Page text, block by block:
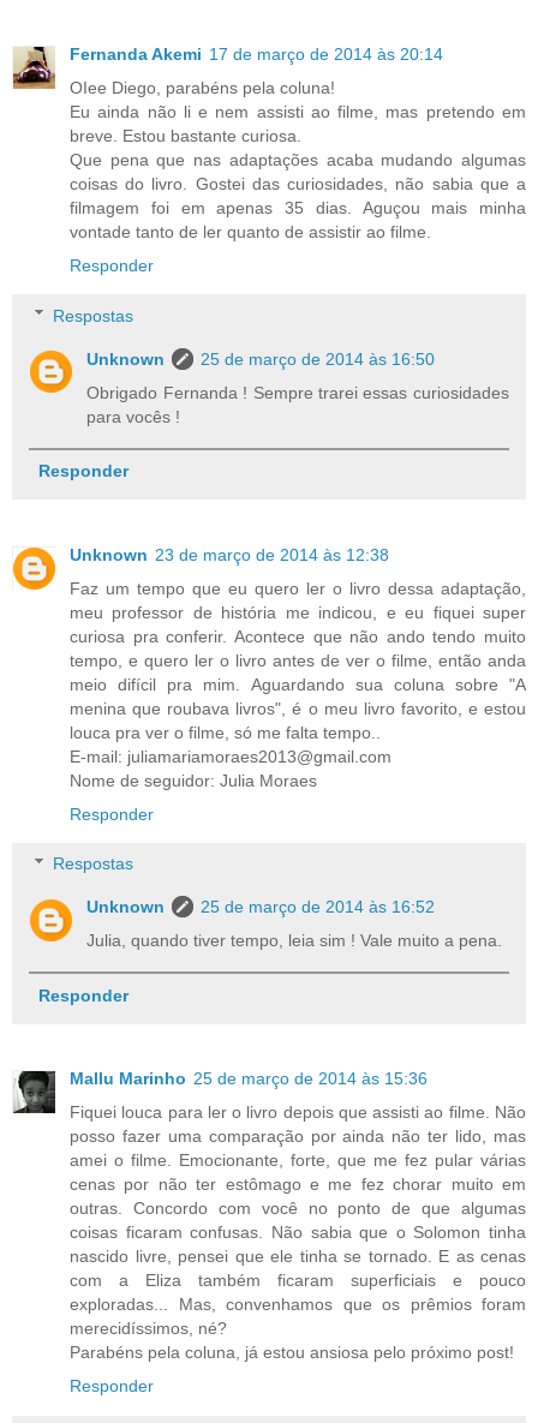
Fernanda Akemi 17 de março de 2014 às 20:14
OIee Diego, parabéns pela coluna!
Eu ainda não li e nem assisti ao filme, mas pretendo em
breve. Estou bastante curiosa.
Que pena que nas adaptações acaba mudando algumas
coisas do livro. Gostei das curiosidades, não sabia que a
filmagem foi em apenas 35 dias. Aguçou mais minha
vontade tanto de ler quanto de assistir ao filme.
Responder
Respostas
Unknown
25 de março de 2014 às 16:50
Obrigado Fernanda ! Sempre trarei essas curiosidades
para vocês !
Responder
Unknown 23 de março de 2014 às 12:38
Faz um tempo que eu quero ler o livro dessa adaptação,
meu professor de história me indicou, e eu fiquei super
curiosa pra conferir. Acontece que não ando tendo muito
tempo, e quero ler o livro antes de ver o filme, então anda
meio difícil pra mim. Aguardando sua coluna sobre "A
menina que roubava livros", é o meu livro favorito, e estou
louca pra ver o filme, só me falta tempo..
E-mail: juliamariamoraes2013@gmail.com
Nome de seguidor: Julia Moraes
Responder
Respostas
Unknown
25 de março de 2014 às 16:52
Julia, quando tiver tempo, leia sim ! Vale muito a pena.
Responder
Mallu Marinho 25 de março de 2014 às 15:36
Fiquei louca para ler o livro depois que assisti ao filme. Não
posso fazer uma comparação por ainda não ter lido, mas
amei o filme. Emocionante, forte, que me fez pular várias
cenas por não ter estômago e me fez chorar muito em
outras. Concordo com você no ponto de que algumas
coisas ficaram confusas. Não sabia que o Solomon tinha
nascido livre, pensei que ele tinha se tornado. E as cenas
com a Eliza também ficaram superficiais e pouco
exploradas... Mas, convenhamos que os prêmios foram
merecidíssimos, né?
Parabéns pela coluna, já estou ansiosa pelo próximo post!
Responder